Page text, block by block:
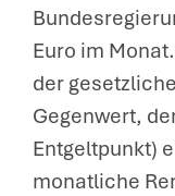
Euro im
der
Gegenwert,
Entgeltpunkt)
monatliche